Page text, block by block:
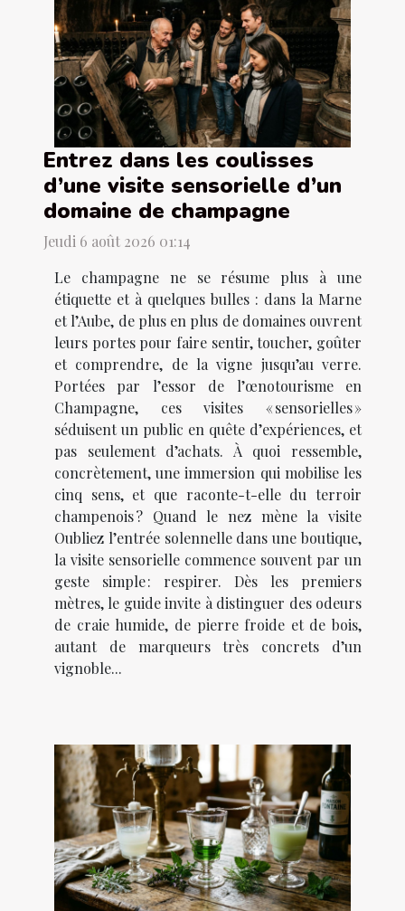
Entrez dans les coulisses
d’une visite sensorielle d’un
domaine de champagne
Jeudi 6 août 2026 01:14
Le champagne ne se résume plus à une
étiquette et à quelques bulles : dans la Marne
et l’Aube, de plus en plus de domaines ouvrent
leurs portes pour faire sentir, toucher, goûter
et comprendre, de la vigne jusqu’au verre.
Portées par l’essor de l’œnotourisme en
Champagne, ces visites « sensorielles »
séduisent un public en quête d’expériences, et
pas seulement d’achats. À quoi ressemble,
concrètement, une immersion qui mobilise les
cinq sens, et que raconte-t-elle du terroir
champenois ? Quand le nez mène la visite
Oubliez l’entrée solennelle dans une boutique,
la visite sensorielle commence souvent par un
geste simple : respirer. Dès les premiers
mètres, le guide invite à distinguer des odeurs
de craie humide, de pierre froide et de bois,
autant de marqueurs très concrets d’un
vignoble...